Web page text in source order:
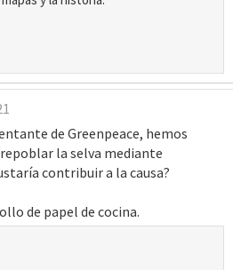
de Greenpeace, hemos
la selva mediante
contribuir a la causa?
de papel de cocina.